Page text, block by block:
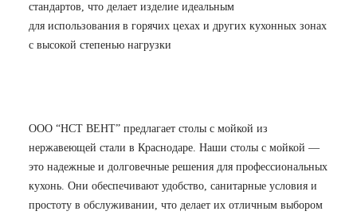
стандартов, что делает изделие идеальным
для использования в горячих цехах и других кухонных зонах
с высокой степенью нагрузки
ООО “НСТ ВЕНТ” предлагает столы с мойкой из
нержавеющей стали в Краснодаре. Наши столы с мойкой —
это надежные и долговечные решения для профессиональных
кухонь. Они обеспечивают удобство, санитарные условия и
простоту в обслуживании, что делает их отличным выбором